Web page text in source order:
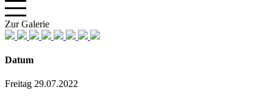
Zur Galerie
Datum
Freitag 29.07.2022